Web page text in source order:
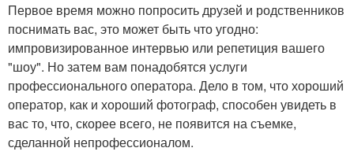
Первое время можно попросить друзей и родственников
поснимать вас, это может быть что угодно:
импровизированное интервью или репетиция вашего
"шоу". Но затем вам понадобятся услуги
профессионального оператора. Дело в том, что хороший
оператор, как и хороший фотограф, способен увидеть в
вас то, что, скорее всего, не появится на съемке,
сделанной непрофессионалом.